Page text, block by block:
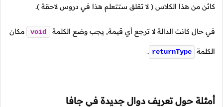
كائن من هذا الكلاس ( لا تقلق ستتعلم هذا في دروس لاحقة ).
في حال كانت الدالة لا ترجع أي قيمة, يجب وضع الكلمة void مكان
الكلمة returnType
.
أمثلة حول تعريف دوال جديدة في جافا